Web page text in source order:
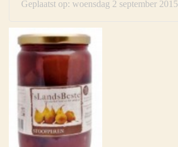
Geplaatst op: woensdag 2 september 2015